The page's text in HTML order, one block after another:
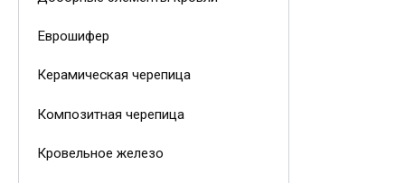
Еврошифер
Керамическая черепица
Композитная черепица
Кровельное железо